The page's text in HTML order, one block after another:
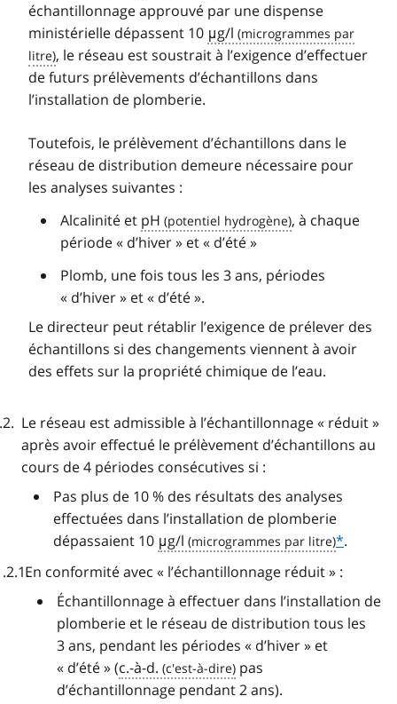
échantillonnage approuvé par une dispense
ministérielle dépassent 10 μg/l
, le réseau est soustrait à l’exigence d’effectuer
de futurs prélèvements d’échantillons dans
l’installation de plomberie.
Toutefois, le prélèvement d’échantillons dans le
réseau de distribution demeure nécessaire pour
les analyses suivantes :
Alcalinité et pH
, à chaque
période « d’hiver » et « d’été »
Plomb, une fois tous les 3 ans, périodes
« d’hiver » et « d’été ».
Le directeur peut rétablir l’exigence de prélever des
échantillons si des changements viennent à avoir
des effets sur la propriété chimique de l’eau.
Le réseau est admissible à l’échantillonnage « réduit »
après avoir effectué le prélèvement d’échantillons au
cours de 4 périodes consécutives si :
Pas plus de 10 % des résultats des analyses
effectuées dans l’installation de plomberie
dépassaient 10 μg/l *.
En conformité avec « l’échantillonnage réduit » :
Échantillonnage à effectuer dans l’installation de
plomberie et le réseau de distribution tous les
3 ans, pendant les périodes « d’hiver » et
« d’été » (c.-à-d.
pas
d’échantillonnage pendant 2 ans).